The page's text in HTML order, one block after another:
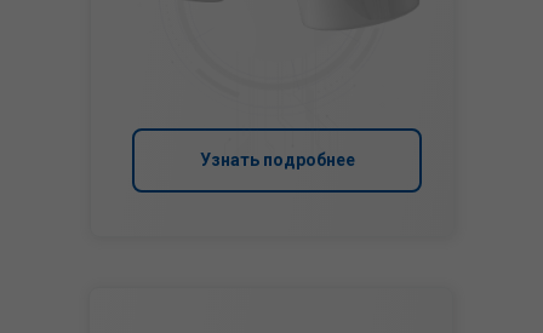
Узнать подробнее